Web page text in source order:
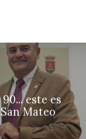
este es
Mateo